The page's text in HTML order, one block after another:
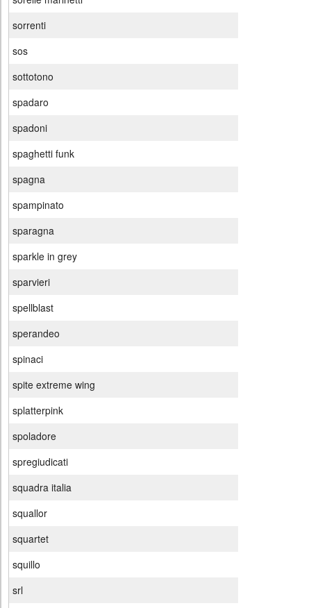
sorrenti
sos
sottotono
spadaro
spadoni
spaghetti funk
spagna
spampinato
sparagna
sparkle in grey
sparvieri
spellblast
sperandeo
spinaci
spite extreme wing
splatterpink
spoladore
spregiudicati
squadra italia
squallor
squartet
squillo
srl